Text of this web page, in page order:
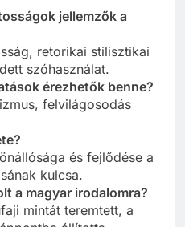
jellemzők a
retorikai stilisztikai
szóhasználat.
érezhetők benne?
felvilágosodás
és fejlődése a
kulcsa.
a magyar irodalomra?
mintát teremtett, a